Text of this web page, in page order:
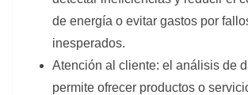
de energía o evitar gastos por
inesperados.
Atención al cliente: el análisis de
permite ofrecer productos o